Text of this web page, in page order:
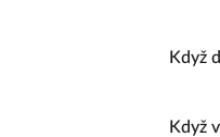
Když
Když